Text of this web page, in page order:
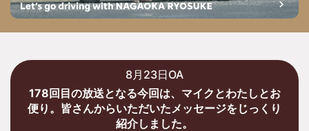
8月23日OA
178回目の放送となる今回は、マイクとわたしとお
便り。皆さんからいただいたメッセージをじっくり
紹介しました。